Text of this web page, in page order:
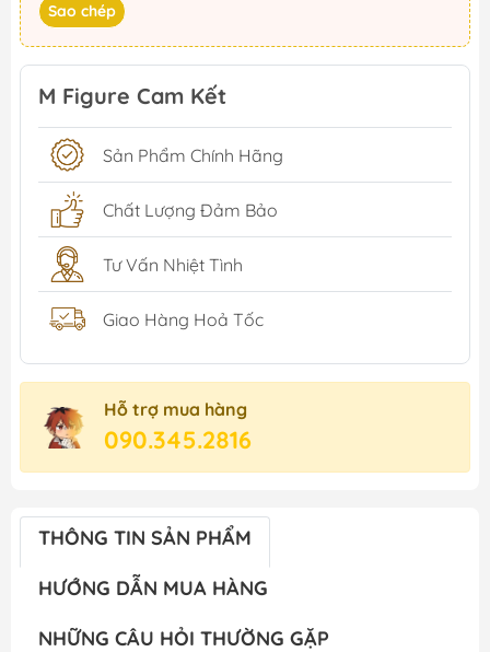
Sao chép
M Figure Cam Kết
Sản Phẩm Chính Hãng
Chất Lượng Đảm Bảo
Tư Vấn Nhiệt Tình
Giao Hàng Hoả Tốc
Hỗ trợ mua hàng
090.345.2816
THÔNG TIN SẢN PHẨM
HƯỚNG DẪN MUA HÀNG
NHỮNG CÂU HỎI THƯỜNG GẶP